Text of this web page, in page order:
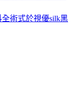
全術式於視優silk黑